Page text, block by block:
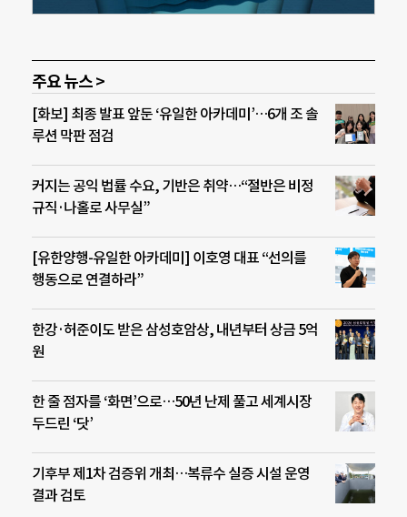
주요 뉴스 >
[화보] 최종 발표 앞둔 ‘유일한 아카데미’…6개 조 솔
루션 막판 점검
커지는 공익 법률 수요, 기반은 취약…“절반은 비정
규직·나홀로 사무실”
[유한양행-유일한 아카데미] 이호영 대표 “선의를
행동으로 연결하라”
한강·허준이도 받은 삼성호암상, 내년부터 상금 5억
원
한 줄 점자를 ‘화면’으로…50년 난제 풀고 세계시장
두드린 ‘닷’
기후부 제1차 검증위 개최…복류수 실증 시설 운영
결과 검토